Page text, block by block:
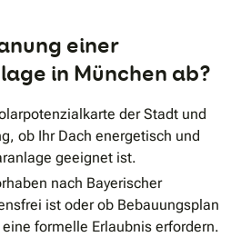
einer
in München ab?
der Stadt und
ob Ihr Dach energetisch und
geeignet ist.
nach Bayerischer
ist oder ob Bebauungsplan
formelle Erlaubnis erfordern.